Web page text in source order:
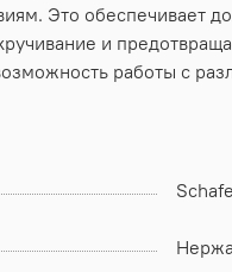
Это обеспечивает
и
работы с